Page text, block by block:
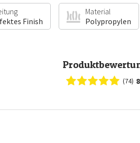
Finish
Material
Polypropylen
(74)